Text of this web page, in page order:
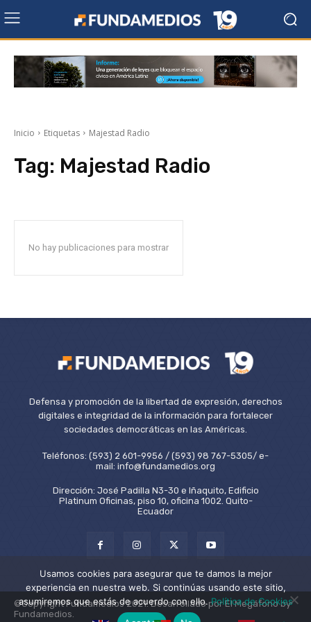
Inicio Etiquetas Majestad Radio
Tag: Majestad Radio
No hay publicaciones para mostrar
Defensa y promoción de la libertad de expresión, derechos
digitales e integridad de la información para fortalecer
sociedades democráticas en las Américas.
Teléfonos: (593) 2 601-9956 / (593) 98 767-5305/ e-
mail: info@fundamedios.org
Dirección: José Padilla N3-30 e Iñaquito, Edificio
Platinum Oficinas, piso 10, oficina 1002. Quito-
Ecuador
©Copyright Fundamedios 2021. Desarrollado por El Megáfono by
Fundamedios.
Usamos cookies para asegurar que te damos la mejor
experiencia en nuestra web. Si continúas usando este sitio,
asumiremos que estás de acuerdo con ello.Política de Cookies